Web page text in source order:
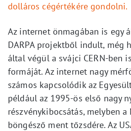
dolláros cégértékére gondolni.
Az internet önmagában is egy
DARPA projektből indult, még
által végül a svájci CERN-ben
formáját. Az internet nagy
számos kapcsolódik az
például az 1995-ös első nagy
részvénykibocsátás, melyben
böngésző ment tőzsdére. Az